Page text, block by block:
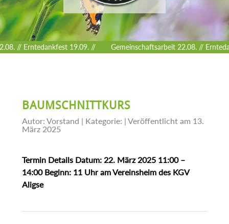
// Erntedankfest 19.09. // Gemeinschaftsarbeit 22.08. //
BAUMSCHNITTKURS
Autor: Vorstand | Kategorie: | Veröffentlicht am 13.
März 2025
Termin Details Datum: 22. März 2025 11:00 –
14:00 Beginn: 11 Uhr am Vereinsheim des KGV
Aligse